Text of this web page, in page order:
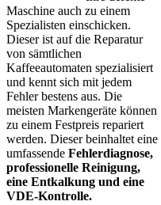
Maschine auch zu einem
Spezialisten einschicken.
Dieser ist auf die Reparatur
von sämtlichen
Kaffeeautomaten spezialisiert
und kennt sich mit jedem
Fehler bestens aus. Die
meisten Markengeräte können
zu einem Festpreis repariert
werden. Dieser beinhaltet eine
umfassende Fehlerdiagnose,
professionelle Reinigung,
eine Entkalkung und eine
VDE-Kontrolle.